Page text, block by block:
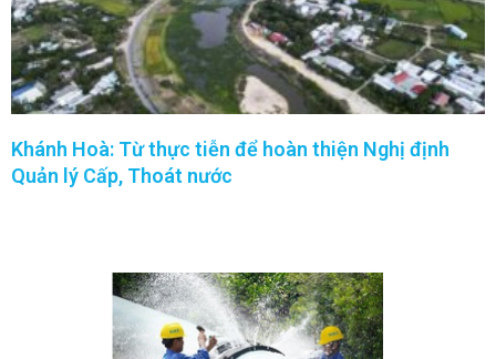
Khánh Hoà: Từ thực tiễn để hoàn thiện Nghị định
Quản lý Cấp, Thoát nước